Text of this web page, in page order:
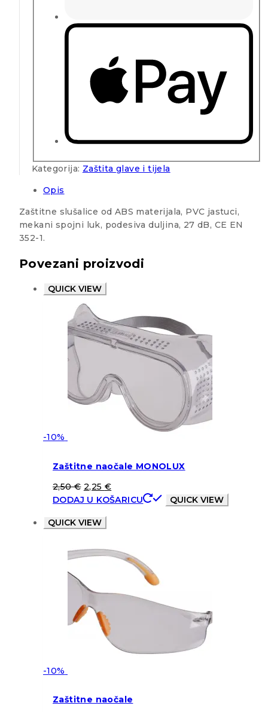
Kategorija: Zaštita glave i tijela
Opis
Zaštitne slušalice od ABS materijala, PVC jastuci,
mekani spojni luk, podesiva duljina, 27 dB, CE EN
352-1.
Povezani proizvodi
QUICK VIEW
-10%
Zaštitne naočale MONOLUX
2,50€ 2,25 €
DODAJ U KOŠARICU
QUICK VIEW
QUICK VIEW
-10%
Zaštitne naočale